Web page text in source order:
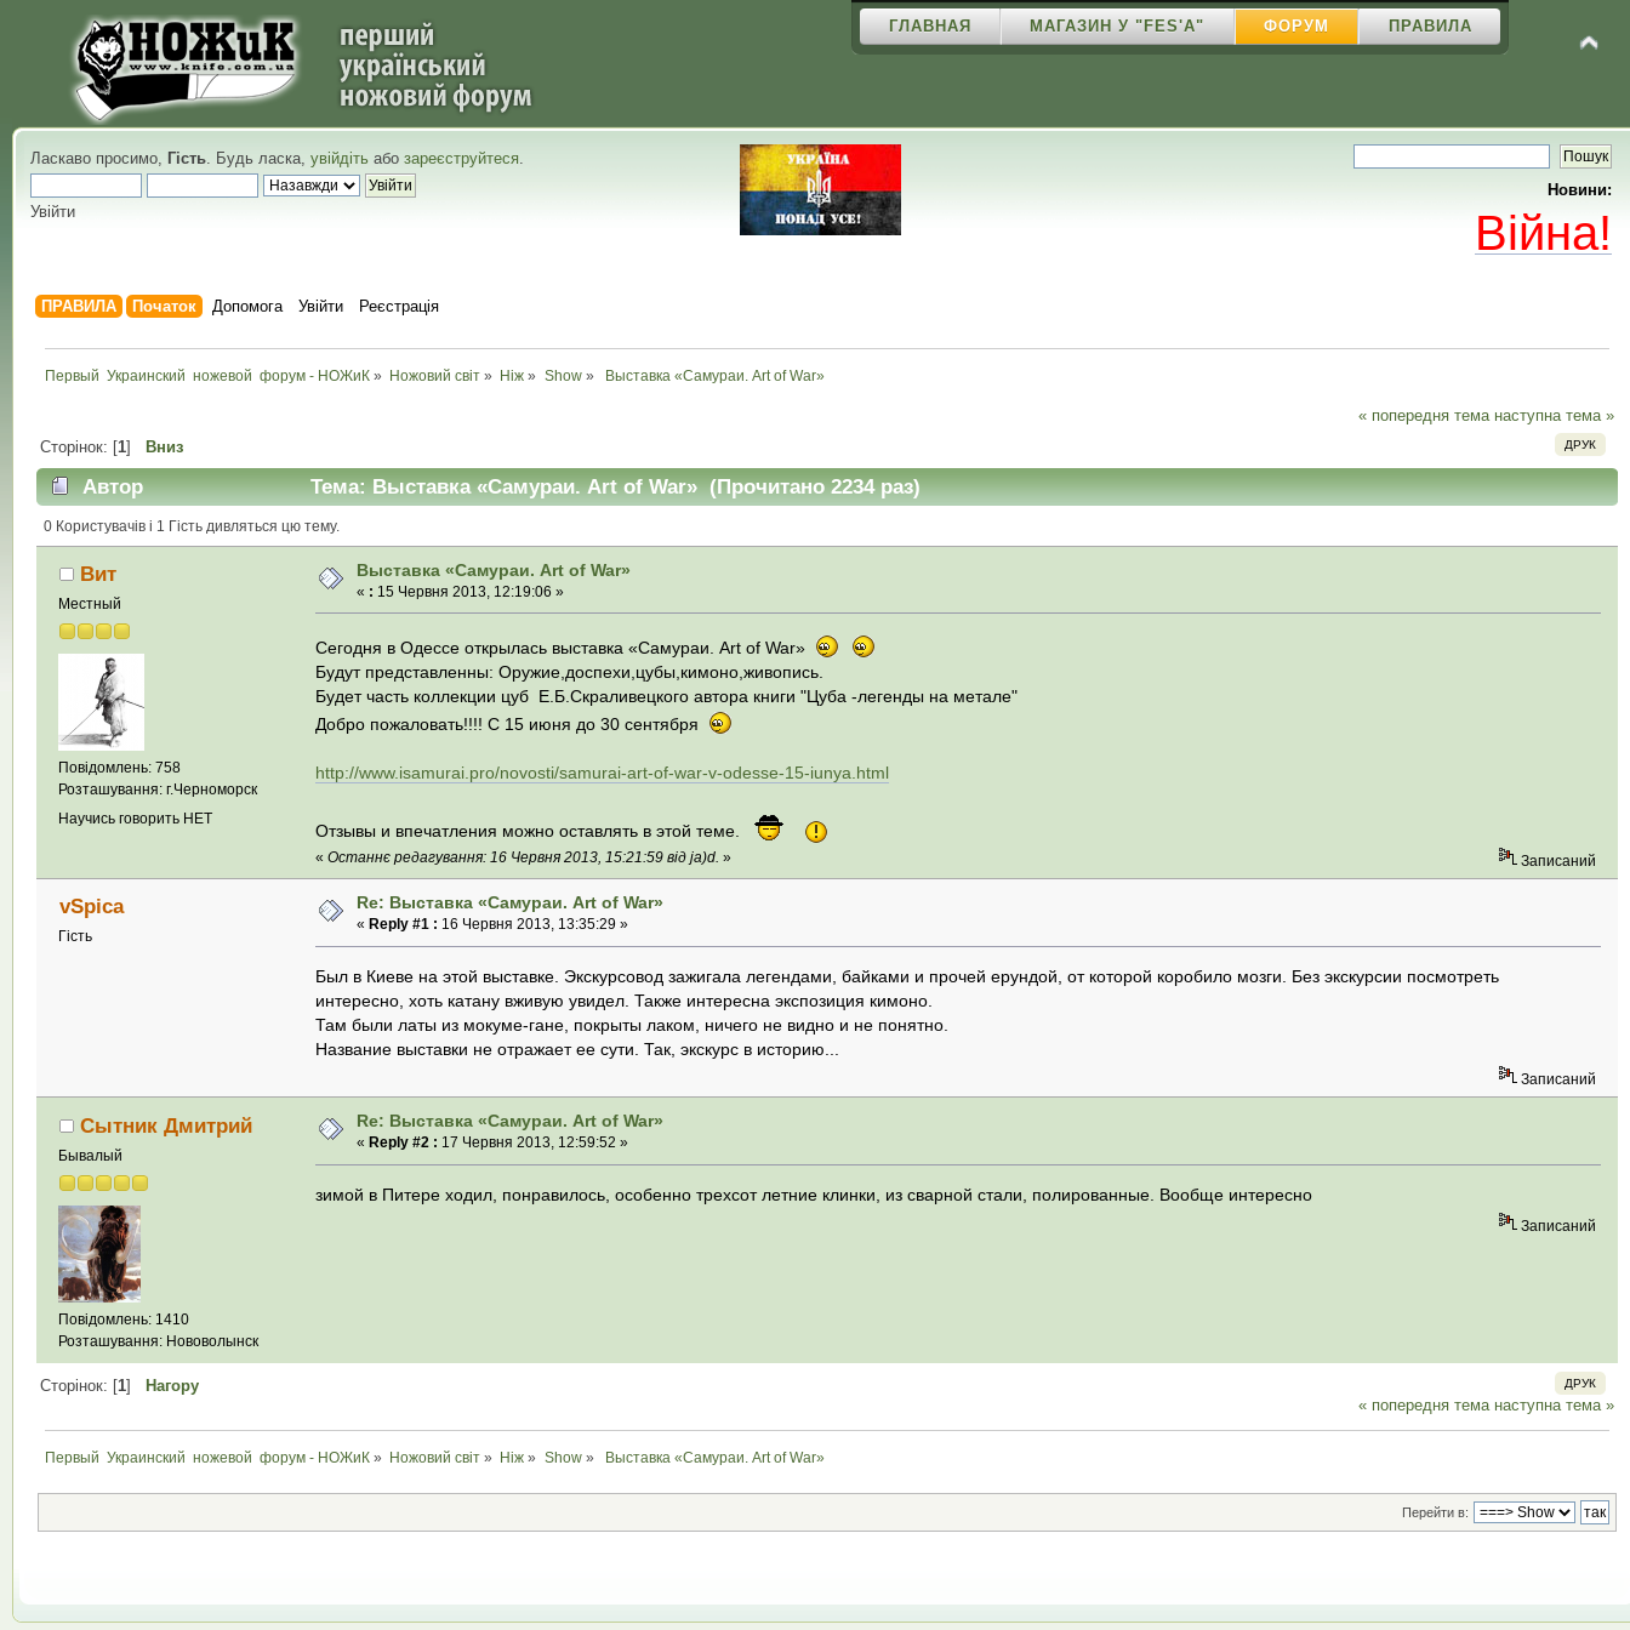
ГЛАВНАЯ МАГАЗИН У "FES'A" ФОРУМ ПРАВИЛА
Ласкаво просимо, Гість. Будь ласка, увійдіть або зареєструйтеся.
Увійти
Новини:
Війна!
ПРАВИЛА Початок Допомога Увійти Реєстрація
Первый  Украинский  ножевой  форум - НОЖиК » Ножовий світ » Ніж » Show» Выставка «Самураи. Art of War»
« попередня тема наступна тема »
ДРУК
Сторінок: [1] Вниз
Автор Тема: Выставка «Самураи. Art of War» (Прочитано 2234 раз)
0 Користувачів і 1 Гість дивляться цю тему.
Вит
Местный
Повідомлень: 758
Розташування: г.Черноморск
Научись говорить НЕТ
Выставка «Самураи. Art of War»
« : 15 Червня 2013, 12:19:06 »
Сегодня в Одессе открылась выставка «Самураи. Art of War»
Будут представленны: Оружие,доспехи,цубы,кимоно,живопись.
Будет часть коллекции цуб Е.Б.Скраливецкого автора книги "Цуба -легенды на метале"
Добро пожаловать!!!! С 15 июня до 30 сентября
http://www.isamurai.pro/novosti/samurai-art-of-war-v-odesse-15-iunya.html
Отзывы и впечатления можно оставлять в этой теме.
«Останнє редагування: 16 Червня 2013, 15:21:59 від ja)d. » Записаний
vSpica
Гість
Re: Выставка «Самураи. Art of War»
« Reply #1 : 16 Червня 2013, 13:35:29 »
Был в Киеве на этой выставке. Экскурсовод зажигала легендами, байками и прочей ерундой, от которой коробило мозги. Без экскурсии посмотреть
интересно, хоть катану вживую увидел. Также интересна экспозиция кимоно.
Там были латы из мокуме-гане, покрыты лаком, ничего не видно и не понятно.
Название выставки не отражает ее сути. Так, экскурс в историю...
Записаний
Сытник Дмитрий
Бывалый
Повідомлень: 1410
Розташування: Нововолынск
Re: Выставка «Самураи. Art of War»
« Reply #2 : 17 Червня 2013, 12:59:52 »
зимой в Питере ходил, понравилось, особенно трехсот летние клинки, из сварной стали, полированные. Вообще интересно
Записаний
ДРУК
Сторінок: [1]
Нагору
« попередня тема наступна тема »
Первый  Украинский  ножевой  форум - НОЖиК » Ножовий світ » Ніж » Show» Выставка «Самураи. Art of War»
Перейти в: